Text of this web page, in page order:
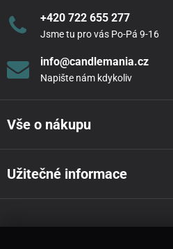
+420 722 655 277
Jsme tu pro vás Po-Pá 9-16
info@candlemania.cz
Napište nám kdykoliv
Vše o nákupu
Užitečné informace